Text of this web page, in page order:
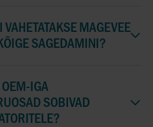
MAGEVEE
SAGEDAMINI?
IGA
SOBIVAD